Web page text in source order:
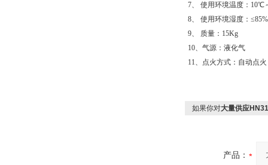
7、 使用环境温度：10℃
8、 使用环境湿度：≤85%
9、 质量：15Kg
10、气源：液化气
11、点火方式：自动点火
如果你对大量供应
产品：